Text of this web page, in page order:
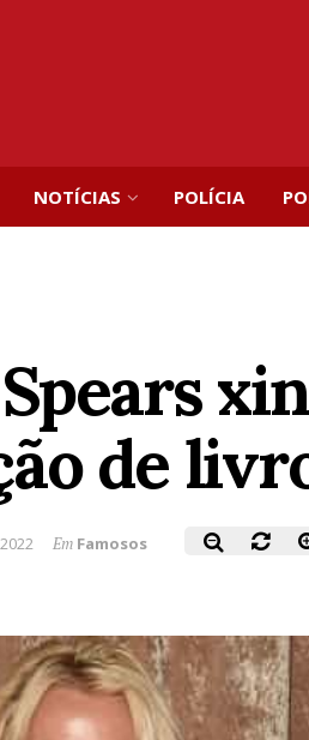
NOTÍCIAS POLÍCIA
de
Em Famosos